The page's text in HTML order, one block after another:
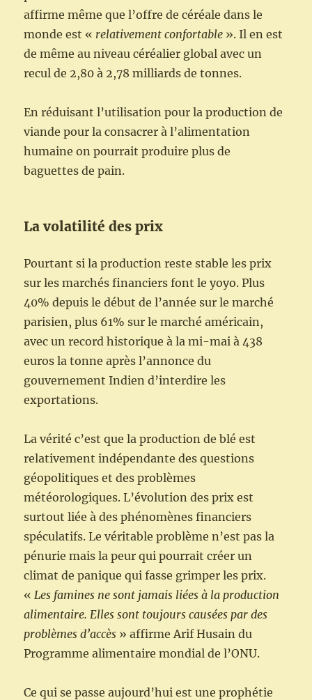
affirme même que l’offre de céréale dans le
monde est « relativement confortable ». Il en est
de même au niveau céréalier global avec un
recul de 2,80 à 2,78 milliards de tonnes.
En réduisant l’utilisation pour la production de
viande pour la consacrer à l’alimentation
humaine on pourrait produire plus de
baguettes de pain.
La volatilité des prix
Pourtant si la production reste stable les prix
sur les marchés financiers font le yoyo. Plus
40% depuis le début de l’année sur le marché
parisien, plus 61% sur le marché américain,
avec un record historique à la mi-mai à 438
euros la tonne après l’annonce du
gouvernement Indien d’interdire les
exportations.
La vérité c’est que la production de blé est
relativement indépendante des questions
géopolitiques et des problèmes
météorologiques. L’évolution des prix est
surtout liée à des phénomènes financiers
spéculatifs. Le véritable problème n’est pas la
pénurie mais la peur qui pourrait créer un
climat de panique qui fasse grimper les prix.
« Les famines ne sont jamais liées à la production
alimentaire. Elles sont toujours causées par des
problèmes d’accès » affirme Arif Husain du
Programme alimentaire mondial de l’ONU.
Ce qui se passe aujourd’hui est une prophétie